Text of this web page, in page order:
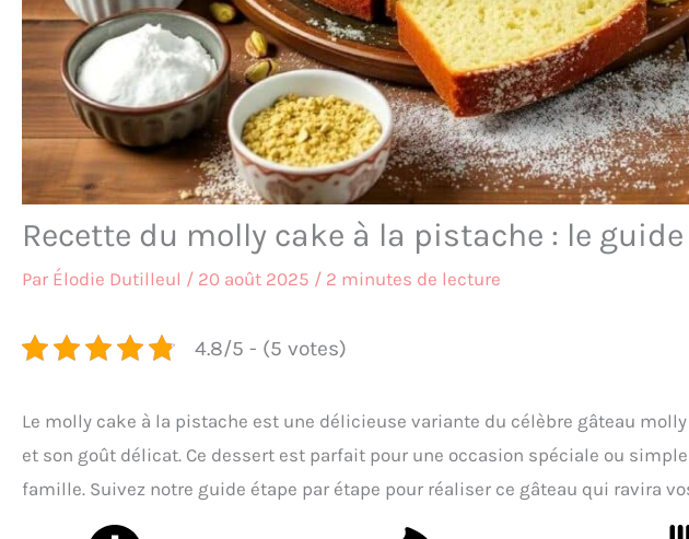
Recette du molly cake à la pistache : le
Par Élodie Dutilleul / 20 août 2025 / 2 minutes de lecture
4.8/5 - (5 votes)
Le molly cake à la pistache est une délicieuse variante du célèbre gâteau
et son goût délicat. Ce dessert est parfait pour une occasion spéciale ou
famille. Suivez notre guide étape par étape pour réaliser ce gâteau qui ravira